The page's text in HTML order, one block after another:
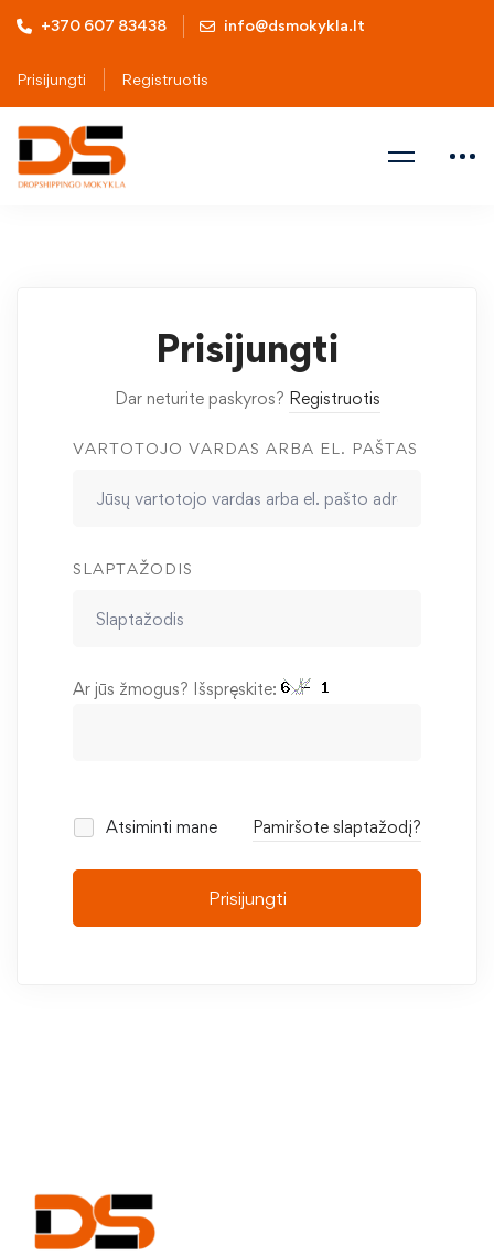
+370 607 83438 info@dsmokykla.lt
Prisijungti Registruotis
Prisijungti
Dar neturite paskyros? Registruotis
VARTOTOJO VARDAS ARBA EL. PAŠTAS
SLAPTAŽODIS
Ar jūs žmogus? Išspręskite:
Atsiminti mane Pamiršote slaptažodį?
Prisijungti